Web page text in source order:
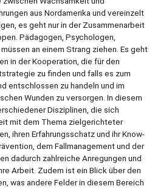
aus Nordamerika und vereinzelt
es geht nur in der Zusammenarbeit
Pädagogen, Psychologen,
an einem Strang ziehen. Es geht
in der Kooperation, die für den
zu finden und falls es zum
entschlossen zu handeln und im
Wunden zu versorgen. In diesem
Disziplinen, die sich
mit dem Thema zielgerichteter
ihren Erfahrungsschatz und ihr Know-
dem Fallmanagement und der
dadurch zahlreiche Anregungen und
Arbeit. Zudem ist ein Blick über den
was andere Felder in diesem Bereich